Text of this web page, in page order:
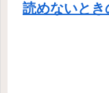
読めないとき